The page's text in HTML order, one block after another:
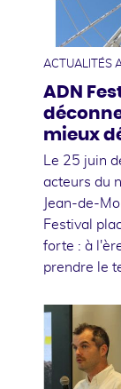
ACTUALITÉS
ADN
mieux
Le 25 juin
acteurs du
Jean-de-
Festival
forte : à
prendre le